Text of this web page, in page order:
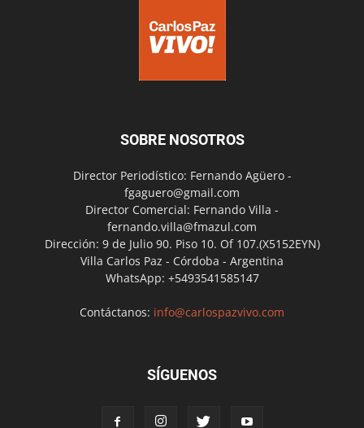
SOBRE NOSOTROS
Director Periodístico: Fernando Agüero -
fgaguero@gmail.com
Director Comercial: Fernando Villa -
fernando.villa@fmazul.com
Dirección: 9 de Julio 90. Piso 10. Of 107.(X5152EYN)
Villa Carlos Paz - Córdoba - Argentina
WhatsApp: +5493541585147
Contáctanos: info@carlospazvivo.com
SÍGUENOS